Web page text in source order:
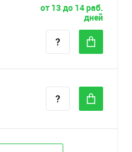
от 13 до 14 раб.
дней